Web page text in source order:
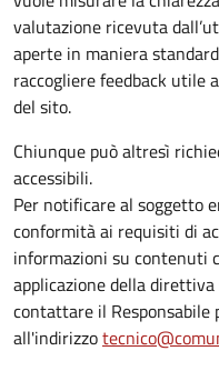
valutazione ricevuta
aperte in maniera
raccogliere feedback utile
del sito.
Chiunque può altresì
accessibili.
Per notificare al soggetto
conformità ai requisiti di
informazioni su contenuti
applicazione della
contattare il Responsabile
all'indirizzo